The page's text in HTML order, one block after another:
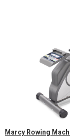
Marcy Rowing